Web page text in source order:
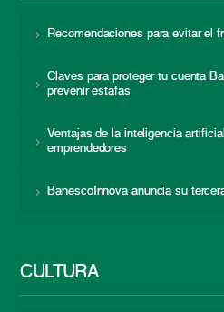
Recomendaciones para evitar el
Claves para proteger tu cuenta
prevenir estafas
Ventajas de la inteligencia
emprendedores
BanescoInnova anuncia su
CULTURA